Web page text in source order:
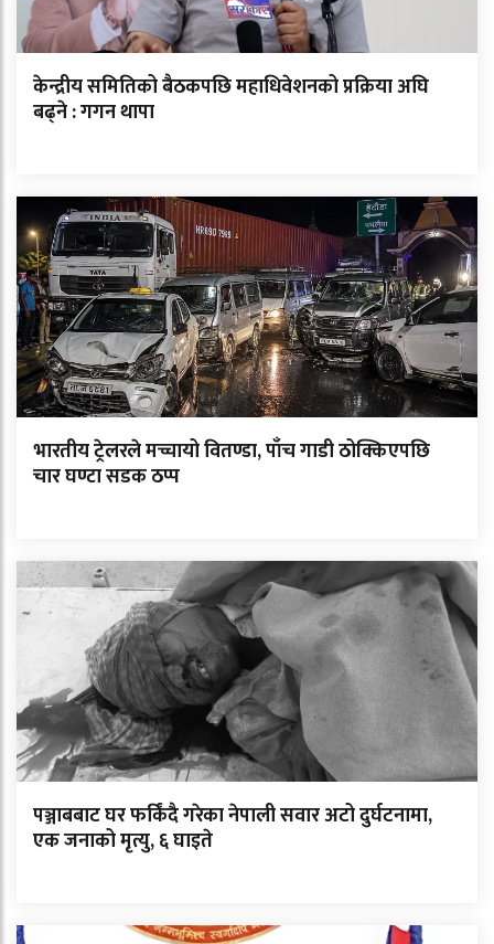
केन्द्रीय समितिको बैठकपछि महाधिवेशनको प्रक्रिया अघि
बढ्ने : गगन थापा
भारतीय ट्रेलरले मच्चायो वितण्डा, पाँच गाडी ठोक्किएपछि
चार घण्टा सडक ठप्प
पञ्जाबबाट घर फर्किंदै गरेका नेपाली सवार अटो दुर्घटनामा,
एक जनाको मृत्यु, ६ घाइते